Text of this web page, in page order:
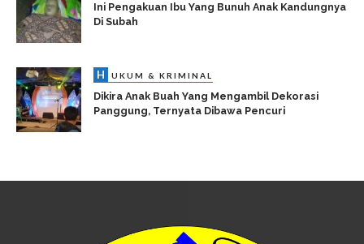
Ini Pengakuan Ibu Yang Bunuh Anak Kandungnya
Di Subah
H UKUM & KRIMINAL
Dikira Anak Buah Yang Mengambil Dekorasi
Panggung, Ternyata Dibawa Pencuri